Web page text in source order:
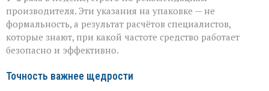
производителя. Эти указания на упаковке — не
формальность, а результат расчётов специалистов,
которые знают, при какой частоте средство работает
безопасно и эффективно.
Точность важнее щедрости